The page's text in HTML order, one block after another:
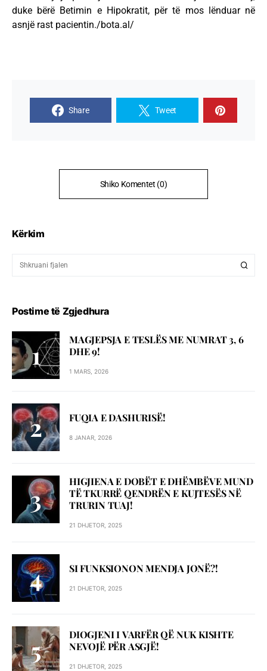
duke bërë Betimin e Hipokratit, për të mos lënduar në
asnjë rast pacientin./bota.al/
Share Tweet
Shiko Komentet (0)
Kërkim
Postime të Zgjedhura
MAGJEPSJA E TESLËS ME NUMRAT 3, 6
DHE 9!
1 MARS, 2026
FUQIA E DASHURISË!
8 JANAR, 2026
HIGJIENA E DOBËT E DHËMBËVE MUND
TË TKURRË QENDRËN E KUJTESËS NË
TRURIN TUAJ!
21 DHJETOR, 2025
SI FUNKSIONON MENDJA JONË?!
21 DHJETOR, 2025
DIOGJENI I VARFËR QË NUK KISHTE
NEVOJË PËR ASGJË!
21 DHJETOR, 2025